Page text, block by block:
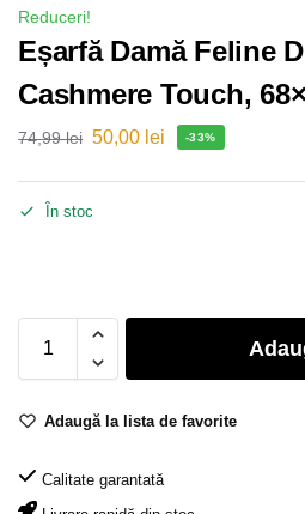
Reduceri!
Eșarfă Damă Feline
Cashmere Touch,
74,99lei 50,00 lei -33%
În stoc
Adaugă la lista de favorite
Calitate garantată